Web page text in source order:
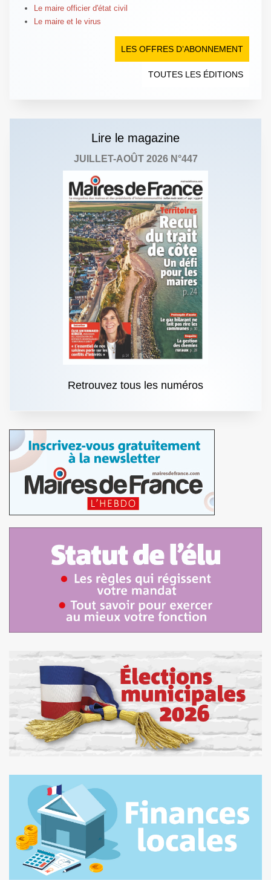
Le maire officier d'état civil
Le maire et le virus
LES OFFRES D’ABONNEMENT
TOUTES LES ÉDITIONS
Lire le magazine
JUILLET-AOÛT 2026 N°447
Retrouvez tous les numéros